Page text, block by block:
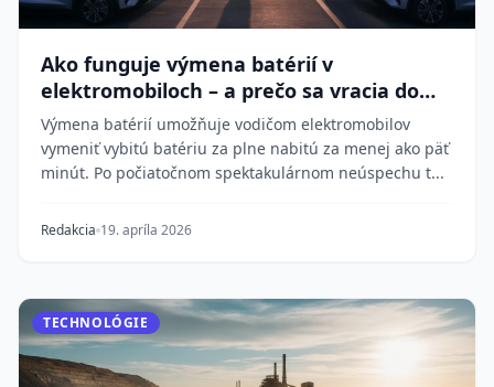
Ako funguje výmena batérií v
elektromobiloch – a prečo sa vracia do
módy
Výmena batérií umožňuje vodičom elektromobilov
vymeniť vybitú batériu za plne nabitú za menej ako päť
minút. Po počiatočnom spektakulárnom neúspechu t...
Redakcia 19. apríla 2026
TECHNOLÓGIE